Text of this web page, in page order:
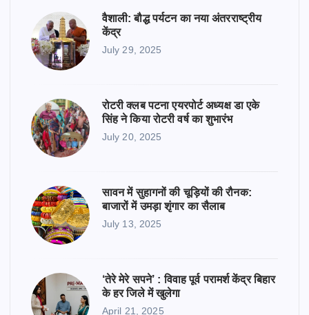
वैशाली: बौद्ध पर्यटन का नया अंतरराष्ट्रीय
केंद्र
July 29, 2025
रोटरी क्लब पटना एयरपोर्ट अध्यक्ष डा एके
सिंह ने किया रोटरी वर्ष का शुभारंभ
July 20, 2025
सावन में सुहागनों की चूड़ियों की रौनक:
बाजारों में उमड़ा शृंगार का सैलाब
July 13, 2025
‘तेरे मेरे सपने’ : विवाह पूर्व परामर्श केंद्र बिहार
के हर जिले में खुलेगा
April 21, 2025